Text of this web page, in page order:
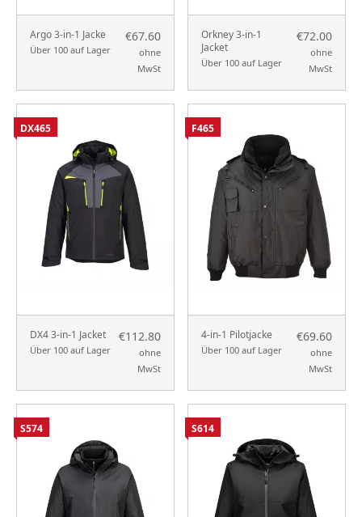
Argo 3-in-1 Jacke
Über 100 auf Lager
€67.60
ohne
MwSt
Orkney 3-in-1
Jacket
Über 100 auf Lager
€72.00
ohne
MwSt
DX4 3-in-1 Jacket
Über 100 auf Lager
€112.80
ohne
MwSt
DX465
4-in-1 Pilotjacke
Über 100 auf Lager
€69.60
ohne
MwSt
F465
S574 S614